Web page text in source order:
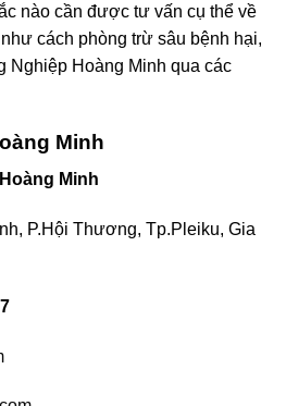
nào cần được tư vấn cụ thể về
cách phòng trừ sâu bệnh hại,
Nghiệp Hoàng Minh qua các
Minh
Minh
P.Hội Thương, Tp.Pleiku, Gia